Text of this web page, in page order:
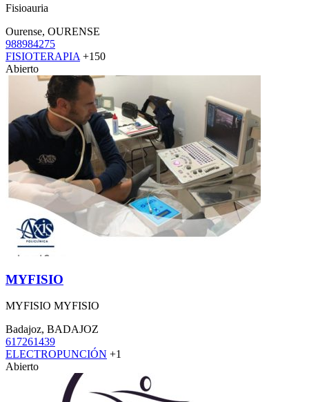
Fisioauria
Ourense, OURENSE
988984275
FISIOTERAPIA +150
Abierto
MYFISIO
MYFISIO MYFISIO
Badajoz, BADAJOZ
617261439
ELECTROPUNCIÓN +1
Abierto